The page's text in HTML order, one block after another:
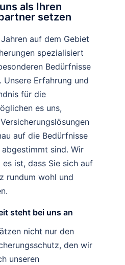
als Ihren
setzen
auf dem Gebiet
spezialisiert
Bedürfnisse
Unsere Erfahrung und
für die
es uns,
auf die Bedürfnisse
sind. Wir
ist, dass Sie sich auf
rundum wohl und
steht bei uns an
nicht nur den
den wir
unseren